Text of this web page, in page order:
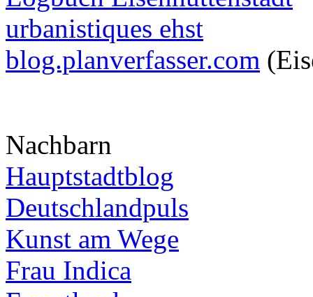
urbanistiques ehst
blog.planverfasser.com
Nachbarn
Hauptstadtblog
Deutschlandpuls
Kunst am Wege
Frau Indica